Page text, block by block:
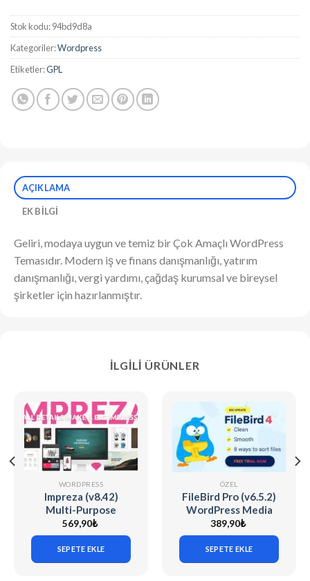
Stok kodu:94bd9d8a
Kategoriler:Wordpress
Etiketler:GPL
AÇIKLAMA
EK BILGI
Geliri, modaya uygun ve temiz bir Çok Amaçlı WordPress
Temasıdır. Modern iş ve finans danışmanlığı, yatırım
danışmanlığı, vergi yardımı, çağdaş kurumsal ve bireysel
şirketler için hazırlanmıştır.
İLGILI ÜRÜNLER
WORDPRESS
Impreza (v8.42)
Multi-Purpose
WordPress Theme
569,90₺
SEPETE EKLE
ÖZEL
FileBird Pro (v6.5.2)
WordPress Media
Library Folders
389,90₺
SEPETE EKLE